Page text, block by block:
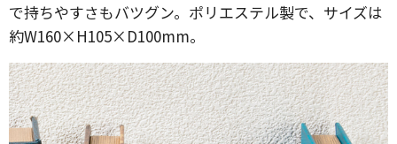
で持ちやすさもバツグン。ポリエステル製で、サイズは
約W160×H105×D100mm。